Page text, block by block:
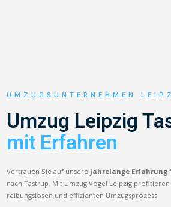
UMZUGSUNTERNEHMEN
Umzug Leipzig
mit Erfahren
Vertrauen Sie auf unsere jahrelange Erfahrung
nach Tastrup. Mit Umzug Vogel Leipzig
reibungslosen und effizienten Umzugsprozess.